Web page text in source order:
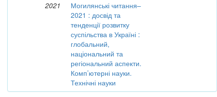
2021
Могилянські читання–
2021 : досвід та
тенденції розвитку
суспільства в Україні :
глобальний,
національний та
регіональний аспекти.
Комп’ютерні науки.
Технічні науки